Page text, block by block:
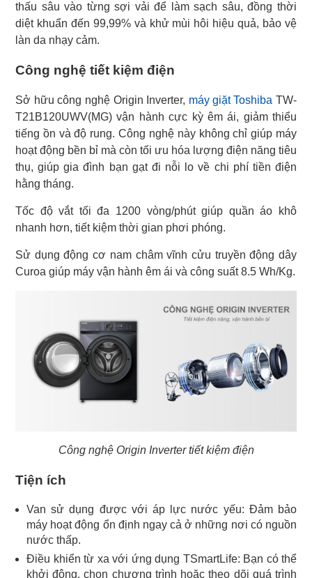
thấu sâu vào từng sợi vải để làm sạch sâu, đồng thời
diệt khuẩn đến 99,99% và khử mùi hôi hiệu quả, bảo vệ
làn da nhạy cảm.
Công nghệ tiết kiệm điện
Sở hữu công nghệ Origin Inverter, máy giặt Toshiba TW-
T21B120UWV(MG) vận hành cực kỳ êm ái, giảm thiểu
tiếng ồn và độ rung. Công nghệ này không chỉ giúp máy
hoạt động bền bỉ mà còn tối ưu hóa lượng điện năng tiêu
thụ, giúp gia đình bạn gạt đi nỗi lo về chi phí tiền điện
hằng tháng.
Tốc độ vắt tối đa 1200 vòng/phút giúp quần áo khô
nhanh hơn, tiết kiệm thời gian phơi phóng.
Sử dụng động cơ nam châm vĩnh cửu truyền động dây
Curoa giúp máy vận hành êm ái và công suất 8.5 Wh/Kg.
Công nghệ Origin Inverter tiết kiệm điện
Tiện ích
Van sử dụng được với áp lực nước yếu: Đảm bảo
máy hoạt động ổn định ngay cả ở những nơi có nguồn
nước thấp.
Điều khiển từ xa với ứng dụng TSmartLife: Bạn có thể
khởi động, chọn chương trình hoặc theo dõi quá trình